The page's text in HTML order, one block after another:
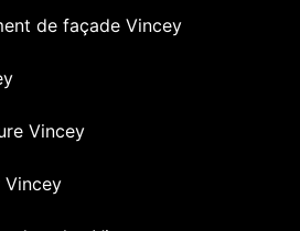
de façade Vincey
Vincey
Vincey